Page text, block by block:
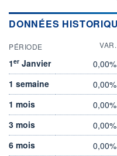
DONNÉES
PÉRIODE VAR.
1er Janvier 0,00%
1 semaine
0,00%
1 mois
0,00%
3 mois
0,00%
6 mois
0,00%